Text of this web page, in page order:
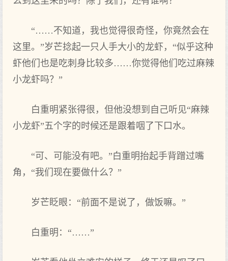
“……不知道，我也觉得很奇怪，你竟然会在
这里。”岁芒捻起一只人手大小的龙虾，“似乎这种
虾他们也是吃刺身比较多……你觉得他们吃过麻辣
小龙虾吗？”
白重明紧张得很，但他没想到自己听见“麻辣
小龙虾”五个字的时候还是跟着咽了下口水。
“可、可能没有吧。”白重明抬起手背蹭过嘴
角，“我们现在要做什么？”
岁芒眨眼：“前面不是说了，做饭嘛。”
白重明：“……”